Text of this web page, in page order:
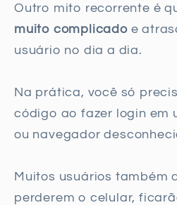
Outro mito recorrente é
muito complicadoe
usuário no dia a dia.
Na prática, você só
código ao fazer login em
ou navegador
Muitos usuários também
perderem o celular,